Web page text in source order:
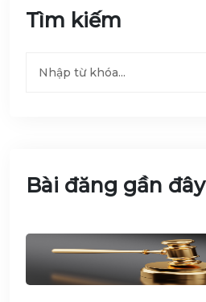
Tìm kiếm
Bài đăng gần đây